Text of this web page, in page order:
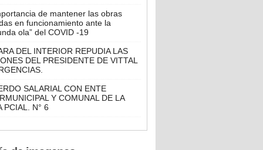
de mantener las obras
en funcionamiento ante la
ola” del COVID -19
DEL INTERIOR REPUDIA LAS
DEL PRESIDENTE DE VITTAL
SALARIAL CON ENTE
Y COMUNAL DE LA
PCIAL. N° 6